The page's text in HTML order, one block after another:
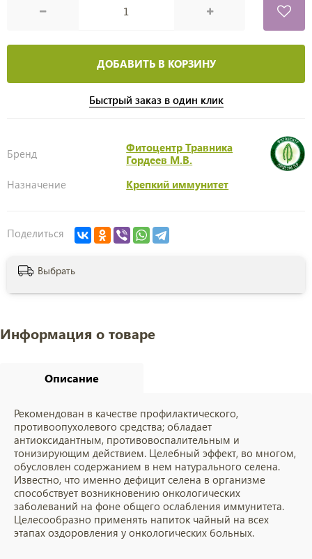
ДОБАВИТЬ В КОРЗИНУ
Быстрый заказ в один клик
Бренд
Фитоцентр Травника
Гордеев М.В.
Назначение
Крепкий иммунитет
Поделиться
Выбрать
Информация о товаре
Описание
Рекомендован в качестве профилактического,
противоопухолевого средства; обладает
антиоксидантным, противовоспалительным и
тонизирующим действием. Целебный эффект, во многом,
обусловлен содержанием в нем натурального селена.
Известно, что именно дефицит селена в организме
способствует возникновению онкологических
заболеваний на фоне общего ослабления иммунитета.
Целесообразно применять напиток чайный на всех
этапах оздоровления у онкологических больных.